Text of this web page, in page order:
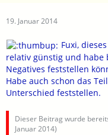
19. Januar 2014
Fuxi,
relativ günstig und habe
Negatives feststellen
Habe auch schon das
Unterschied feststellen.
Dieser Beitrag wurde
Januar 2014)